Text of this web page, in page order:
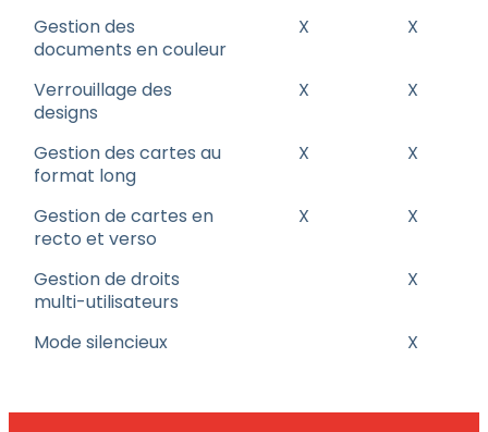
Gestion des
documents en couleur
X X
Verrouillage des
designs
X X
Gestion des cartes au
format long
X X
Gestion de cartes en
recto et verso
X X
Gestion de droits
multi-utilisateurs
X
Mode silencieux X